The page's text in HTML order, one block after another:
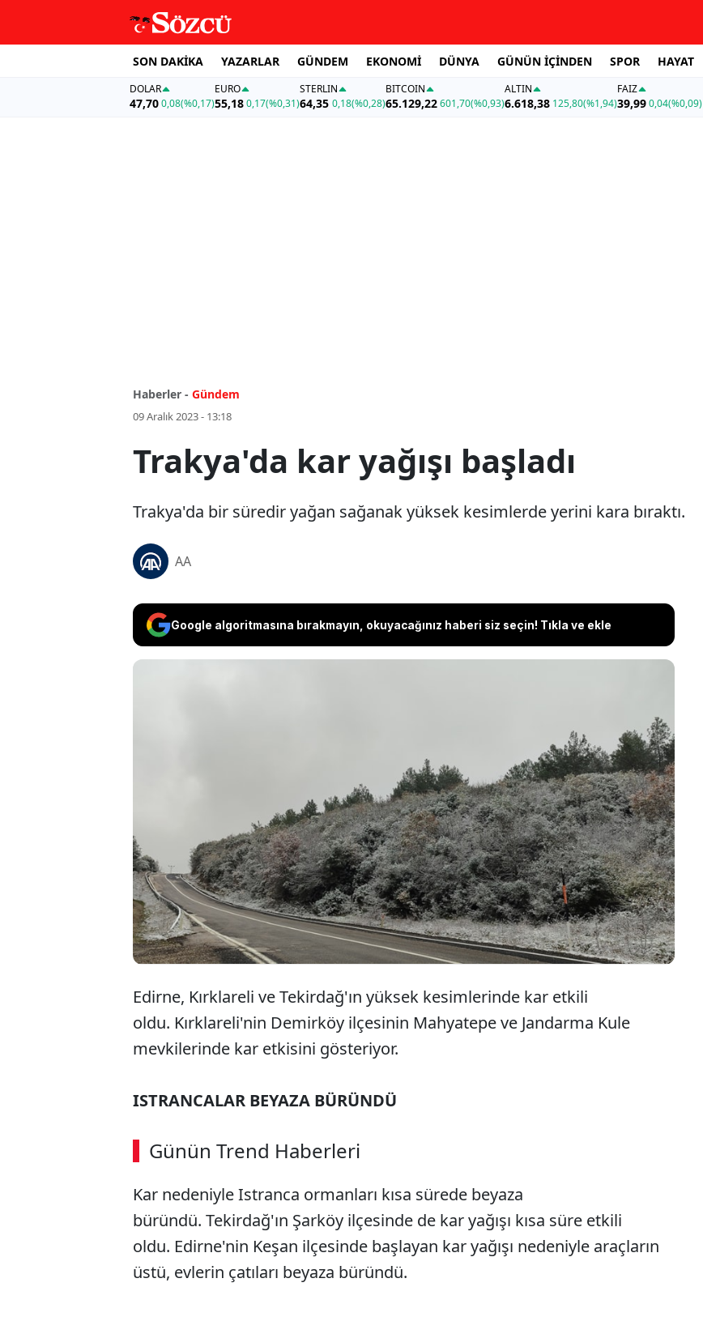
SON DAKİKA YAZARLAR GÜNDEM EKONOMİ DÜNYA GÜNÜN İÇİNDEN SPOR HAYAT
DOLAR
47,700,08(%0,17)
EURO
55,18 0,17(%0,31)
STERLIN
64,35 0,18(%0,28)
BITCOIN
65.129,22601,70(%0,93)
ALTIN
6.618,38 125,80(%1,94)
FAİZ
39,990,04(%0,09)
Haberler - Gündem
09 Aralık 2023 - 13:18
Trakya'da kar yağışı başladı
Trakya'da bir süredir yağan sağanak yüksek kesimlerde yerini kara bıraktı.
AA
Google algoritmasına bırakmayın, okuyacağınız haberi siz seçin! Tıkla ve ekle
Trakya'da bir süredir yağan sağanak
yüksek kesimlerde yerini kara bıraktı.
Edirne, Kırklareli ve Tekirdağ'ın yüksek kesimlerinde kar etkili
oldu. Kırklareli'nin Demirköy ilçesinin Mahyatepe ve Jandarma Kule
mevkilerinde kar etkisini gösteriyor.
ISTRANCALAR BEYAZA BÜRÜNDÜ
Günün Trend Haberleri
00:02 / 02:14
Kar nedeniyle Istranca ormanları kısa sürede beyaza
büründü. Tekirdağ'ın Şarköy ilçesinde de kar yağışı kısa süre etkili
oldu. Edirne'nin Keşan ilçesinde başlayan kar yağışı nedeniyle araçların
üstü, evlerin çatıları beyaza büründü.